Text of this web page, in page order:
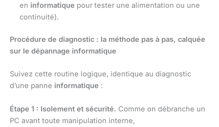
en informatique pour tester une alimentation ou une
continuité).
Procédure de diagnostic : la méthode pas à pas, calquée
sur le dépannage informatique
Suivez cette routine logique, identique au diagnostic
d’une panne informatique :
Étape 1 : Isolement et sécurité. Comme on débranche un
PC avant toute manipulation interne,